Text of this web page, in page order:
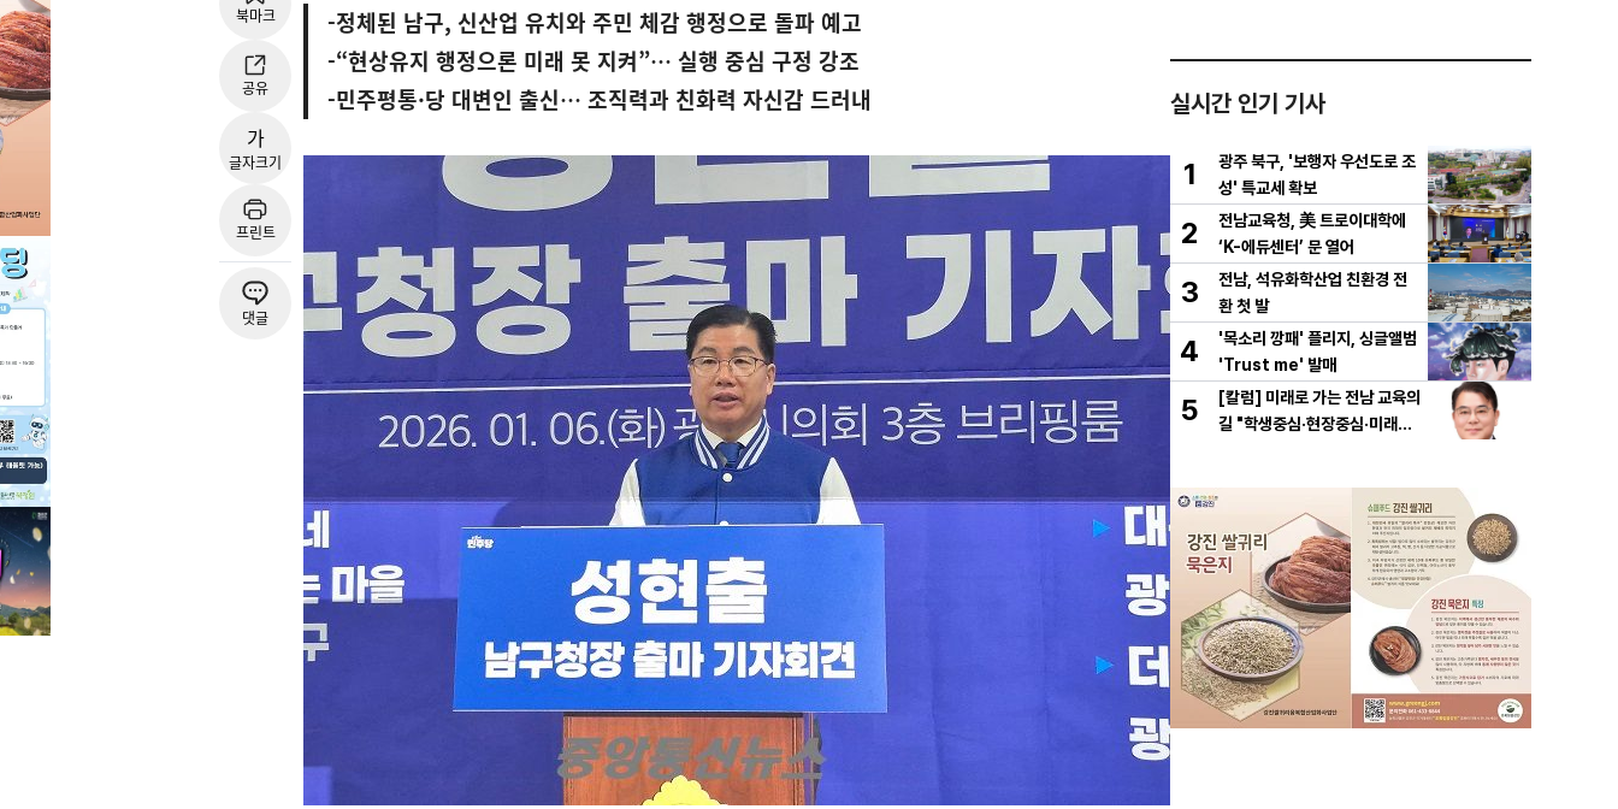
북마크
공유
가
글자크기
프린트
댓글
-정체된 남구, 신산업 유치와 주민 체감 행정으로 돌파 예고
-“현상유지 행정으론 미래 못 지켜”… 실행 중심 구정 강조
-민주평통·당 대변인 출신… 조직력과 친화력 자신감 드러내
실시간 인기 기사
1
광주 북구, '보행자 우선도로 조
성' 특교세 확보
2
전남교육청, 美 트로이대학에
‘K-에듀센터’ 문 열어
3
전남, 석유화학산업 친환경 전
환 첫 발
4
'목소리 깡패' 플리지, 싱글앨범
'Trust me' 발매
5
[칼럼] 미래로 가는 전남 교육의
길 "학생중심·현장중심·미래중